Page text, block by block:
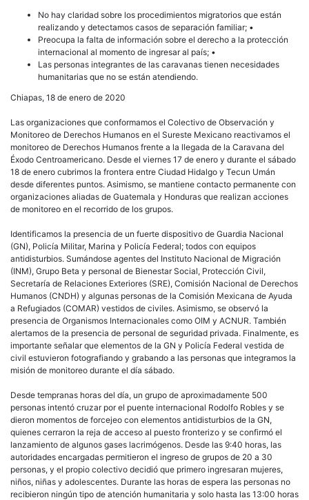
No hay claridad sobre los procedimientos migratorios que están
realizando y detectamos casos de separación familiar; •
Preocupa la falta de información sobre el derecho a la protección
internacional al momento de ingresar al país; •
Las personas integrantes de las caravanas tienen necesidades
humanitarias que no se están atendiendo.
Chiapas, 18 de enero de 2020
Las organizaciones que conformamos el Colectivo de Observación y
Monitoreo de Derechos Humanos en el Sureste Mexicano reactivamos el
monitoreo de Derechos Humanos frente a la llegada de la Caravana del
Éxodo Centroamericano. Desde el viernes 17 de enero y durante el sábado
18 de enero cubrimos la frontera entre Ciudad Hidalgo y Tecun Umán
desde diferentes puntos. Asimismo, se mantiene contacto permanente con
organizaciones aliadas de Guatemala y Honduras que realizan acciones
de monitoreo en el recorrido de los grupos.
Identificamos la presencia de un fuerte dispositivo de Guardia Nacional
(GN), Policía Militar, Marina y Policía Federal; todos con equipos
antidisturbios. Sumándose agentes del Instituto Nacional de Migración
(INM), Grupo Beta y personal de Bienestar Social, Protección Civil,
Secretaría de Relaciones Exteriores (SRE), Comisión Nacional de Derechos
Humanos (CNDH) y algunas personas de la Comisión Mexicana de Ayuda
a Refugiados (COMAR) vestidos de civiles. Asimismo, se observó la
presencia de Organismos Internacionales como OIM y ACNUR. También
alertamos de la presencia de personal de seguridad privada. Finalmente, es
importante señalar que elementos de la GN y Policía Federal vestida de
civil estuvieron fotografiando y grabando a las personas que integramos la
misión de monitoreo durante el día sábado.
Desde tempranas horas del día, un grupo de aproximadamente 500
personas intentó cruzar por el puente internacional Rodolfo Robles y se
dieron momentos de forcejeo con elementos antidisturbios de la GN,
quienes cerraron la reja de acceso al puesto fronterizo y se confirmó el
lanzamiento de algunos gases lacrimógenos. Desde las 9:40 horas, las
autoridades encargadas permitieron el ingreso de grupos de 20 a 30
personas, y el propio colectivo decidió que primero ingresaran mujeres,
niños, niñas y adolescentes. Durante las horas de espera las personas no
recibieron ningún tipo de atención humanitaria y solo hasta las 13:00 horas